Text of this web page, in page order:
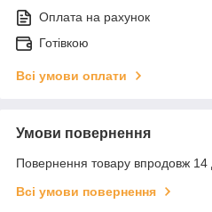
Оплата на рахунок
Готівкою
Всі умови оплати
Умови повернення
Повернення товару впродовж 14
Всі умови повернення